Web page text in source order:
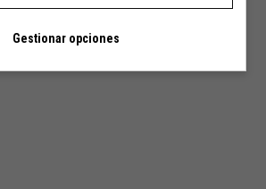
Gestionar opciones